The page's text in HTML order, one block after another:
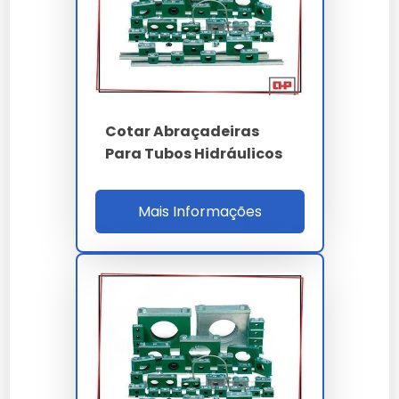
Perguntas Frequentes
Como solicitar uma proposta
Para demandas industriais de abraçadeira para
necessidade via formulário no site para nossa equipe.
Existe garantia para
abraçadeira para mangueira
hidráulica valor?
Sim, todos os nossos modelos de abraçadeira para
mangueira hidráulica valor contam com garantia de
fábrica e suporte técnico especializado.
Cotar Abraçadeiras
Para Tubos Hidráulicos
Mais Informações